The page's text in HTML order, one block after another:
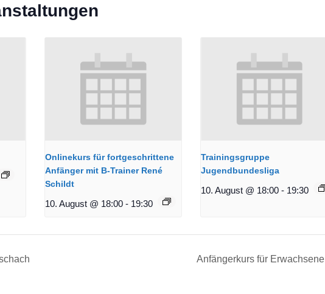
Onlinekurs für fortgeschrittene
Anfänger mit B-Trainer René
Schildt
10. August @ 18:00 - 19:30
Trainingsgruppe
Jugendbundesliga
10. August @ 18:00 - 19:30
Anfängerkurs für Erwachsene